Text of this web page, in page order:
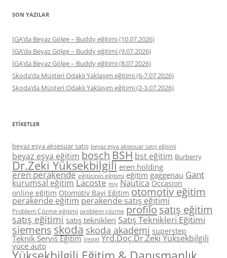
SON YAZILAR
İGA’da Beyaz Gölge – Buddy eğitimi (10.07.2026)
İGA’da Beyaz Gölge – Buddy eğitimi (9.07.2026)
İGA’da Beyaz Gölge – Buddy eğitimi (8.07.2026)
Skoda’da Müşteri Odaklı Yaklaşım eğitimi (6-7.07.2026)
Skoda’da Müşteri Odaklı Yaklaşım eğitimi (2-3.07.2026)
ETIKETLER
beyaz eşya aksesuar satış beyaz eşya aksesuar satış eğitimi
beyaz eşya eğitim boschBSH bst eğitim Burberry
Dr.Zeki Yüksekbilgili eren holding
eren perakende eğiticinin eğitimi eğitim gaggenau Gant
kurumsal eğitim Lacoste miy Nautica Occasion
online eğitim Otomotiv Bayi Eğitim otomotiv eğitim
perakende eğitim perakende satış eğitimi
Problem Çözme eğitimi problem çözme profilo satış eğitim
satış eğitimi satış teknikleri Satış Teknikleri Eğitimi
siemens skoda skoda akademi superstep
Teknik Servis Eğitim Vestel Yrd.Doç.Dr.Zeki Yüksekbilgili
yüce auto